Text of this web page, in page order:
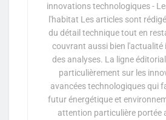
innovations technologiques -
l'habitat Les articles sont
du détail technique tout en
couvrant aussi bien l'actualité
des analyses. La ligne
particulièrement sur les
avancées technologiques qui
futur énergétique et
attention particulière portée